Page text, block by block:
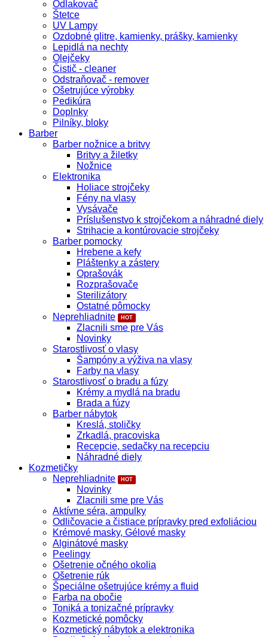
Odlakovač
Štetce
UV Lampy
Ozdobné glitre, kamienky, prášky, kamienky
Lepidlá na nechty
Olejčeky
Čistič - cleaner
Odstraňovač - remover
Ošetrujúce výrobky
Pedikúra
Doplnky
Pilníky, bloky
Barber
Barber nožnice a britvy
Britvy a žiletky
Nožnice
Elektronika
Holiace strojčeky
Fény na vlasy
Vysávače
Príslušenstvo k strojčekom a náhradné diely
Strihacie a kontúrovacie strojčeky
Barber pomocky
Hrebene a kefy
Pláštenky a zástery
Oprašovák
Rozprašovače
Sterilizátory
Ostatné pômocky
Neprehliadnite
Zlacnili sme pre Vás
Novinky
Starostlivosť o vlasy
Šampóny a výživa na vlasy
Farby na vlasy
Starostlivosť o bradu a fúzy
Krémy a mydlá na bradu
Brada a fúzy
Barber nábytok
Kreslá, stoličky
Zrkadlá, pracoviska
Recepcie, sedačky na recepciu
Náhradné diely
Kozmetičky
Neprehliadnite
Novinky
Zlacnili sme pre Vás
Aktívne séra, ampulky
Odličovacie a čistiace prípravky pred exfoliáciou
Krémové masky, Gélové masky
Alginátové masky
Peelingy
Ošetrenie očného okolia
Ošetrenie rúk
Špeciálne ošetrujúce krémy a fluid
Farba na obočie
Toniká a tonizačné prípravky
Kozmetické pomôcky
Kozmetický nábytok a elektronika